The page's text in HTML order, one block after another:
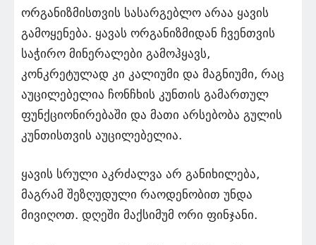
ორგანიზმისთვის სასარგებლო არაა ყავის
გამოყენება. ყავას ორგანიზმიდან ჩვენთვის
საჭირო მინერალები გამოჰყავს,
კონკრეტულად კი კალიუმი და მაგნიუმი, რაც
აუცილებელია ჩონჩხის კუნთის გამართულ
ფუნქციონირებაში და მათი არსებობა გულის
კუნთისთვის აუცილებელია.
ყავის სრული აკრძალვა არ განიხილება,
მაგრამ შეზღუდული რაოდენობით უნდა
მივიღოთ. დღეში მაქსიმუმ ორი ფინჯანი.